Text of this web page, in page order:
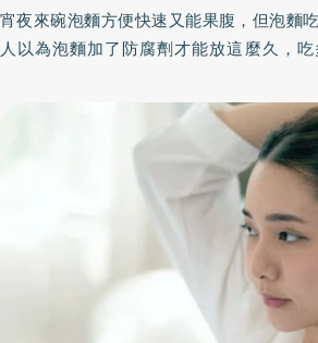
宵夜來碗泡麵方便快速又能果腹，但泡麵
人以為泡麵加了防腐劑才能放這麼久，吃
敏敏幫大家破解迷思，指出泡麵製程才是